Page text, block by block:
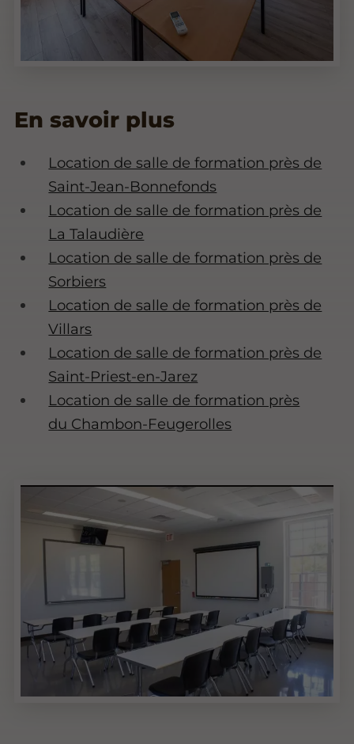
En savoir plus
Location de salle de formation près de
Saint-Jean-Bonnefonds
Location de salle de formation près de
La Talaudière
Location de salle de formation près de
Sorbiers
Location de salle de formation près de
Villars
Location de salle de formation près de
Saint-Priest-en-Jarez
Location de salle de formation près
du Chambon-Feugerolles